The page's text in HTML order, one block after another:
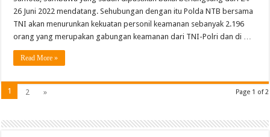
26 Juni 2022 mendatang. Sehubungan dengan itu Polda NTB bersama
TNI akan menurunkan kekuatan personil keamanan sebanyak 2.196
orang yang merupakan gabungan keamanan dari TNI-Polri dan di …
Read More »
Page 1 of 2
1 2 »